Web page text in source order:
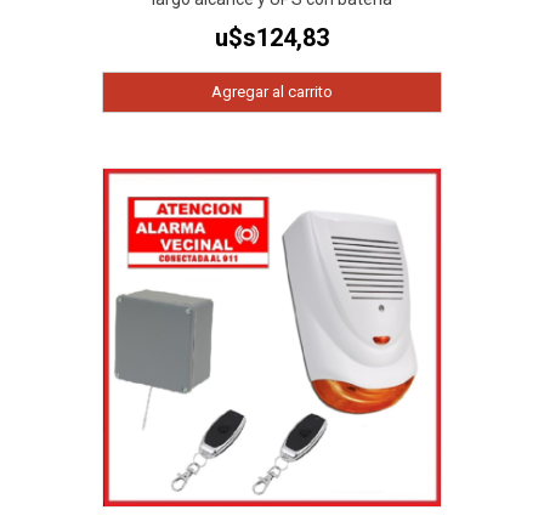
u$s124,83
Agregar al carrito